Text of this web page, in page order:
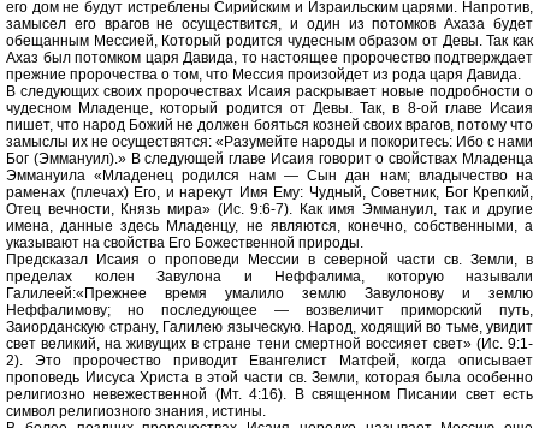
его дом не будут истреблены Сирийским и Израильским царями. Напротив,
замысел его врагов не осуществится, и один из потомков Ахаза будет
обещанным Мессией, Который родится чудесным образом от Девы. Так как
Ахаз был потомком царя Давида, то настоящее пророчество подтверждает
прежние пророчества о том, что Мессия произойдет из рода царя Давида.
В следующих своих пророчествах Исаия раскрывает новые подробности о
чудесном Младенце, который родится от Девы. Так, в 8-ой главе Исаия
пишет, что народ Божий не должен бояться козней своих врагов, потому что
замыслы их не осуществятся: «Разумейте народы и покоритесь: Ибо с нами
Бог (Эммануил).» В следующей главе Исаия говорит о свойствах Младенца
Эммануила «Младенец родился нам — Сын дан нам; владычество на
раменах (плечах) Его, и нарекут Имя Ему: Чудный, Советник, Бог Крепкий,
Отец вечности, Князь мира» (Ис. 9:6-7). Как имя Эммануил, так и другие
имена, данные здесь Младенцу, не являются, конечно, собственными, а
указывают на свойства Его Божественной природы.
Предсказал Исаия о проповеди Мессии в северной части св. Земли, в
пределах колен Завулона и Неффалима, которую называли
Галилеей:«Прежнее время умалило землю Завулонову и землю
Неффалимову; но последующее — возвеличит приморский путь,
Заиорданскую страну, Галилею языческую. Народ, ходящий во тьме, увидит
свет великий, на живущих в стране тени смертной воссияет свет» (Ис. 9:1-
2). Это пророчество приводит Евангелист Матфей, когда описывает
проповедь Иисуса Христа в этой части св. Земли, которая была особенно
религиозно невежественной (Мт. 4:16). В священном Писании свет есть
символ религиозного знания, истины.